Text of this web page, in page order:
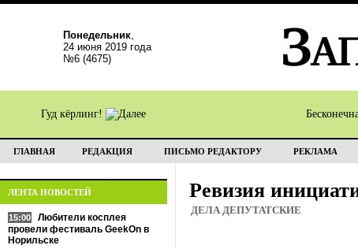
Понедельник,
24 июня 2019 года
№6 (4675)
Гуд кёрлинг!
ГЛАВНАЯ РЕДАКЦИЯ ПИСЬМО РЕДАКТОРУ РЕКЛАМА
ЛЕНТА НОВОСТЕЙ
15:00
Любители косплея
провели фестиваль GeekOn в
Норильске
Ревизия
ДЕЛА ДЕПУТАТСКИЕ